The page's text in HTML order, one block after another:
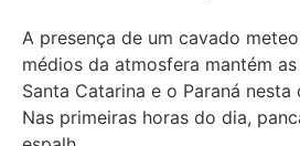
A presença de um cavado
médios da atmosfera mantém
Santa Catarina e o Paraná
Nas primeiras horas do dia,